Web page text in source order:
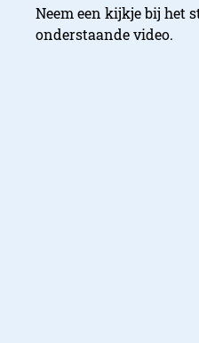
Neem een kijkje bij het
onderstaande video.